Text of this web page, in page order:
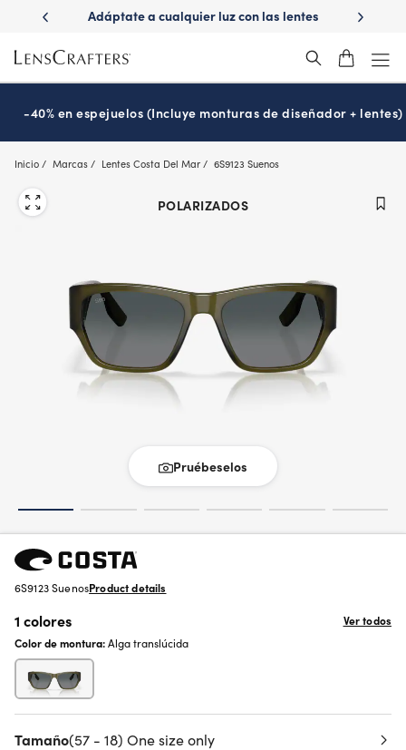
main
content
con
Adáptate a cualquier luz con las lentes
¿Es hora
-40% en espejuelos (Incluye monturas de diseñador + lentes)
Inicio Marcas Lentes Costa Del Mar 6S9123 Suenos
POLARIZADOS
Pruébeselos
6S9123 SuenosProduct details
1 colores
Ver todos
Color de montura:Alga translúcida
Tamaño(57 - 18) One size only